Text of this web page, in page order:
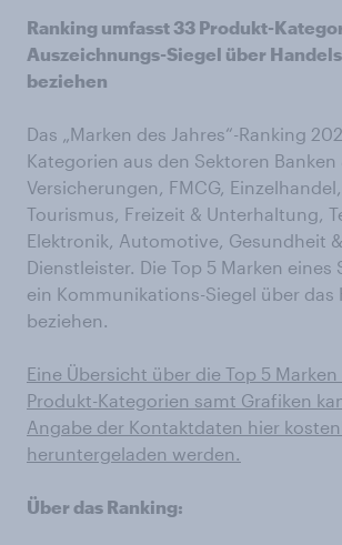
Ranking umfasst 33 Produkt-
Auszeichnungs-Siegel über
beziehen
Das „Marken des Jahres“-Ranking
Kategorien aus den Sektoren Banken
Versicherungen, FMCG,
Tourismus, Freizeit & Unterhaltung,
Elektronik, Automotive, Gesundheit
Dienstleister. Die Top 5 Marken eines
ein Kommunikations-Siegel über das
beziehen.
Eine Übersicht über die Top 5
Produkt-Kategorien samt Grafiken
Angabe der Kontaktdaten hier
heruntergeladen werden.
Über das Ranking: